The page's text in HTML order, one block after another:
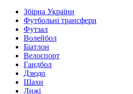
Збірна України
Футбольні трансфери
Футзал
Волейбол
Біатлон
Велоспорт
Гандбол
Дзюдо
Шахи
Лижі